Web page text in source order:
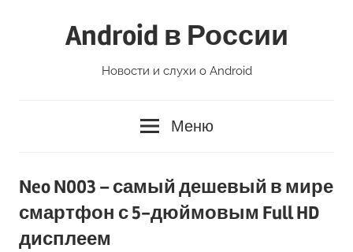
Android в России
Новости и слухи о Android
Меню
Neo N003 – самый дешевый в мире
смартфон с 5-дюймовым Full HD
дисплеем